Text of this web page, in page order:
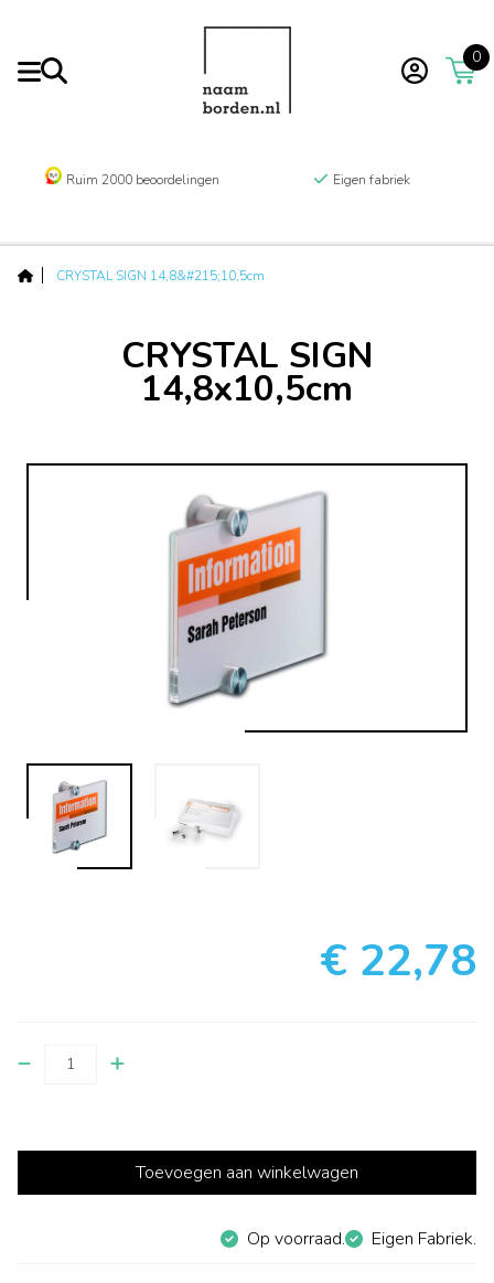
0
Ruim 2000 beoordelingen Eigen fabriek
CRYSTAL SIGN 14,8&#215;10,5cm
CRYSTAL SIGN
14,8x10,5cm
€ 22,78
Toevoegen aan winkelwagen
Op voorraad. Eigen Fabriek.